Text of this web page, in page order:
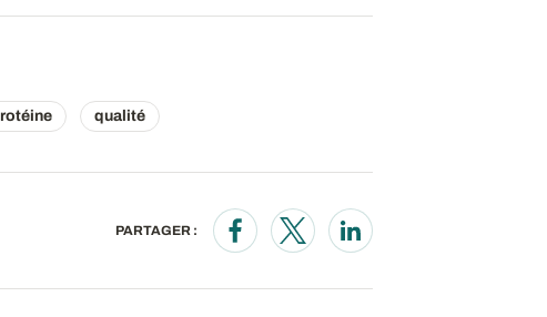
qualité
PARTAGER :
Opens in a new window
Opens in a new window
Opens in a new window